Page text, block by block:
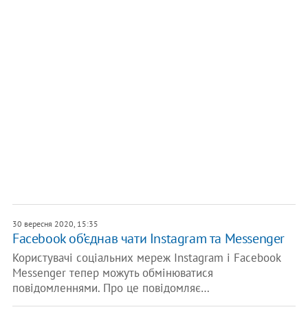
30 вересня 2020, 15:35
Facebook об’єднав чати Instagram та Messenger
Користувачі соціальних мереж Instagram і Facebook
Messenger тепер можуть обмінюватися
повідомленнями. Про це повідомляє…